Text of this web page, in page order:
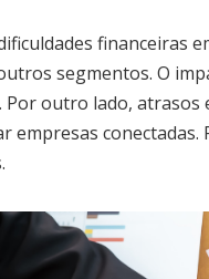
financeiras
segmentos. O
Por outro lado, atrasos
empresas